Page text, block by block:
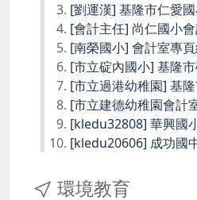
[劉運漢] 基隆市仁愛
[會計主任] 尚仁國小
[南榮國小] 會計室專
[市立碇內國小] 基隆
[市立過港幼稚園] 基
[市立建德幼稚園會計
[kledu32808] 華興國
[kledu20606] 成功國
環境教育